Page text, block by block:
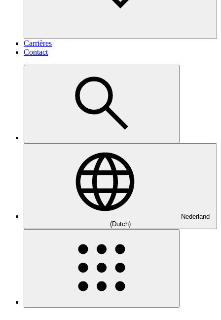
Carrières
Contact
Nederland
(Dutch)